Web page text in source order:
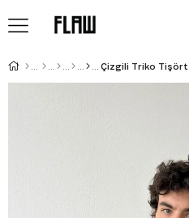
Çizgili Triko Tişört